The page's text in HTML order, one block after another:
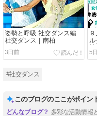
姿勢と呼吸 社交ダンス編
社交ダンス｜南柏
3日前
ル
5
#社交ダンス
このブログのここがポイン
多彩な活動情報